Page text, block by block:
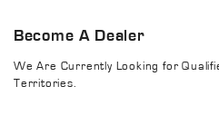
Become A Dealer
We Are Currently Looking for
Territories.